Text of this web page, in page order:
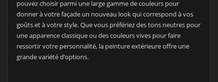
pouvez choisir parmi une large gamme de couleurs pour
donner à votre façade un nouveau look qui correspond à vos
goûts et à votre style. Que vous préfériez des tons neutres pour
une apparence classique ou des couleurs vives pour faire
ressortir votre personnalité, la peinture extérieure offre une
grande variété d’options.